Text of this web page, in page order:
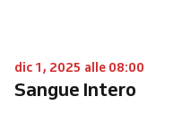
dic 1, 2025 alle 08:00
Sangue Intero